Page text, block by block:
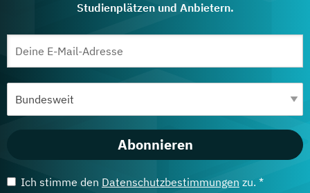
Studienplätzen und Anbietern.
Abonnieren
Ich stimme den Datenschutzbestimmungen zu. *